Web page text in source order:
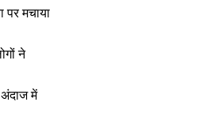
पर मचाया
ने
अंदाज में